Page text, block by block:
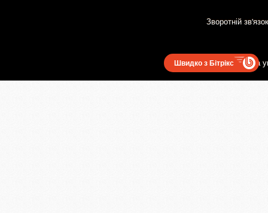
Зворотній зв'язок
Користувацька
Швидко з Бітрікс